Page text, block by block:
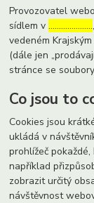
Provozovatel
sídlem v…………………
vedeném
(dále jen
stránce se
Co jsou to
Cookies jsou
ukládá v
prohlížeč
například
zobrazit určitý
návštěvnost